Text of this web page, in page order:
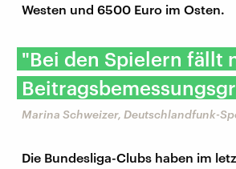
Westen und 6500 Euro im Osten.
"Bei den Spielern fällt
Marina Schweizer, Deutschlandfunk-
Die Bundesliga-Clubs haben im